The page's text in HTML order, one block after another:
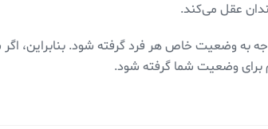
عقل می‌کند.
وضعیت خاص هر فرد گرفته شود. بنابراین، اگر
برای وضعیت شما گرفته شود.